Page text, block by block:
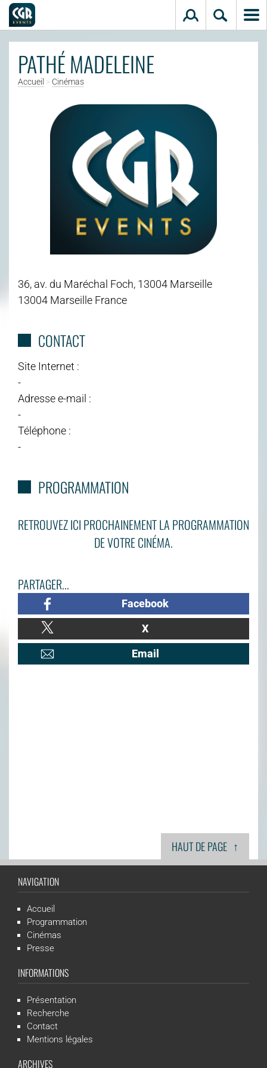
Aller au contenu principal
PATHÉ MADELEINE
Accueil > Cinémas
36, av. du Maréchal Foch, 13004 Marseille
13004 Marseille France
CONTACT
Site Internet :
-
Adresse e-mail :
-
Téléphone :
-
PROGRAMMATION
RETROUVEZ ICI PROCHAINEMENT LA PROGRAMMATION
DE VOTRE CINÉMA.
PARTAGER...
Facebook
X
Email
HAUT DE PAGE ↑
NAVIGATION
Accueil
Programmation
Cinémas
Presse
INFORMATIONS
Présentation
Recherche
Contact
Mentions légales
ARCHIVES